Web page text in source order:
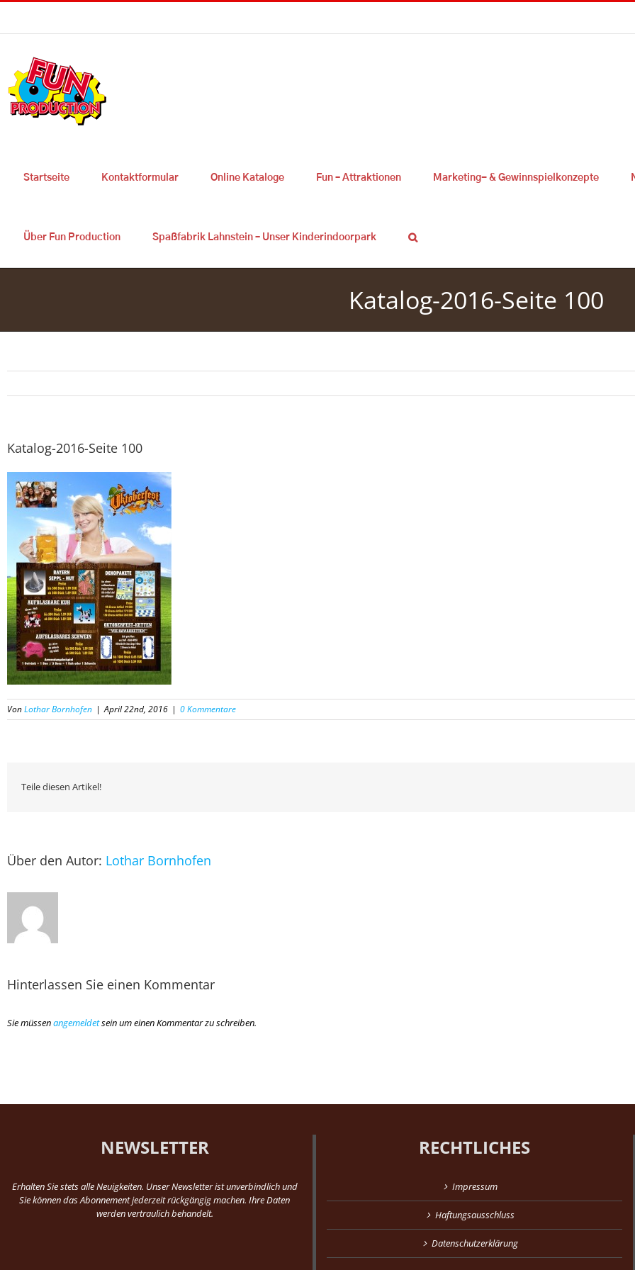
Skip
content
Startseite Kontaktformular Online Kataloge Fun – Attraktionen Marketing- & Gewinnspielkonzepte
Über Fun Production Spaßfabrik Lahnstein – Unser Kinderindoorpark
Katalog-2016-Seite 100
Katalog-2016-Seite 100
VonLothar Bornhofen | April 22nd, 2016 | 0 Kommentare
Teile diesen Artikel!
Über den Autor: Lothar Bornhofen
Hinterlassen Sie einen Kommentar
Sie müssenangemeldetsein um einen Kommentar zu schreiben.
NEWSLETTER
Erhalten Sie stets alle Neuigkeiten. Unser Newsletter ist unverbindlich und
Sie können das Abonnement jederzeit rückgängig machen. Ihre Daten
werden vertraulich behandelt.
RECHTLICHES
Impressum
Haftungsausschluss
Datenschutzerklärung